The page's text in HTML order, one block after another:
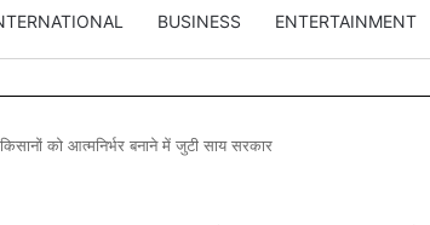
BUSINESS ENTERTAINMENT
को आत्मनिर्भर बनाने में जुटी साय सरकार